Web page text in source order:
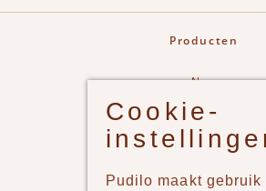
Producten
New
Jongens
Meisjes
Cookie-
Pudilo maakt gebruik